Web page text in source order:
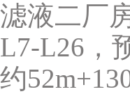
滤液二厂
L7-L26，
约